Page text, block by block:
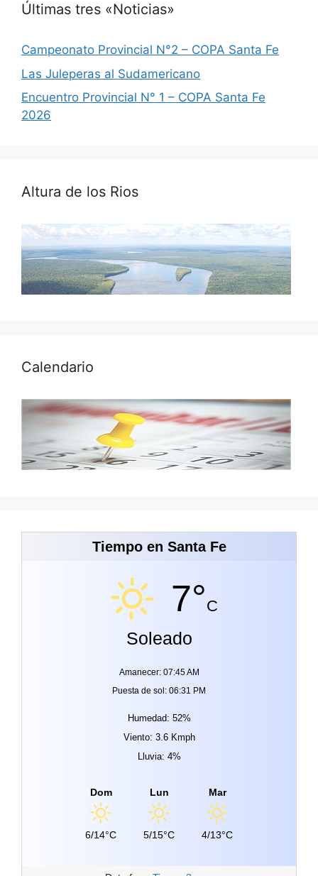
Últimas tres «Noticias»
Campeonato Provincial N°2 – COPA Santa Fe
Las Juleperas al Sudamericano
Encuentro Provincial N° 1 – COPA Santa Fe
2026
Altura de los Rios
Calendario
Tiempo en Santa Fe
7°C
Soleado
Amanecer: 07:45 AM
Puesta de sol: 06:31 PM
Humedad: 52%
Viento: 3.6 Kmph
Lluvia: 4%
Dom
6/14°C
Lun
5/15°C
Mar
4/13°C